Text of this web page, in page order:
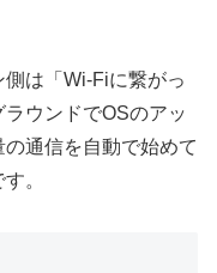
は「Wi-Fiに繋がっ
ウンドでOSのアッ
通信を自動で始めて
。